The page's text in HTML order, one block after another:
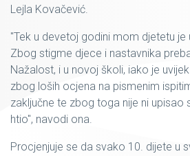
Lejla Kovačević.
"Tek u devetoj godini mom djetetu je
Zbog stigme djece i nastavnika
Nažalost, i u novoj školi, iako je
zbog loših ocjena na pismenim
zaključne te zbog toga nije ni upisao
htio", navodi ona.
Procjenjuje se da svako 10. dijete u